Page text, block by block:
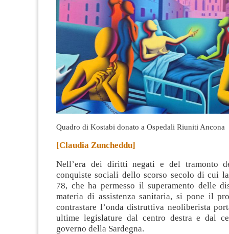
Quadro di Kostabi donato a Ospedali Riuniti Ancona
[Claudia Zuncheddu]
Nell’era dei diritti negati e del tramonto
conquiste sociali dello scorso secolo di cui
78, che ha permesso il superamento delle
materia di assistenza sanitaria, si pone il
contrastare l’onda distruttiva neoliberista
ultime legislature dal centro destra e dal
governo della Sardegna.